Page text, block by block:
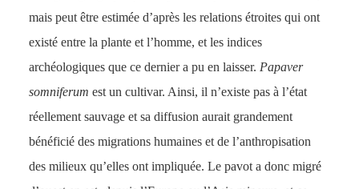
mais peut être estimée d’après les relations étroites qui ont
existé entre la plante et l’homme, et les indices
archéologiques que ce dernier a pu en laisser. Papaver
somniferum est un cultivar. Ainsi, il n’existe pas à l’état
réellement sauvage et sa diffusion aurait grandement
bénéficié des migrations humaines et de l’anthropisation
des milieux qu’elles ont impliquée. Le pavot a donc migré